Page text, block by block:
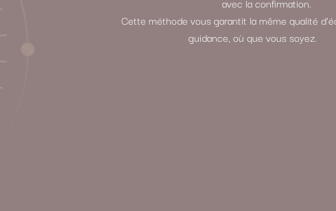
Cette méthode vous garantit la même qualité
guidance, où que vous soyez.